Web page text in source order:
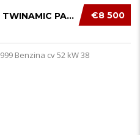
€8 500
SMART – FORFOUR – 70 1.0 TWINAMIC PASSION GP...
999 Benzina cv 52 kW 38